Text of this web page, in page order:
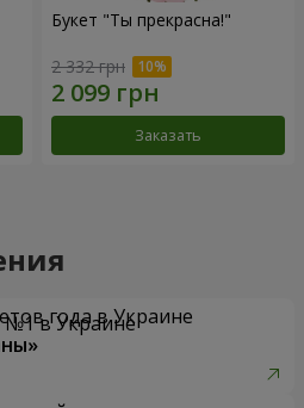
Букет "Ты прекрасна!"
2 332 грн
Заказать
года в Украине